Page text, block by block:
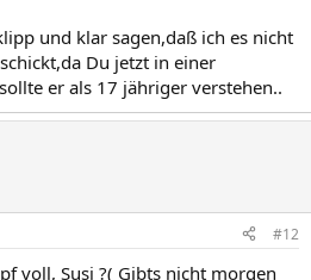
und klar sagen,daß ich es nicht
Du jetzt in einer
er als 17 jähriger verstehen..
#12
voll, Susi ?( Gibts nicht morgen